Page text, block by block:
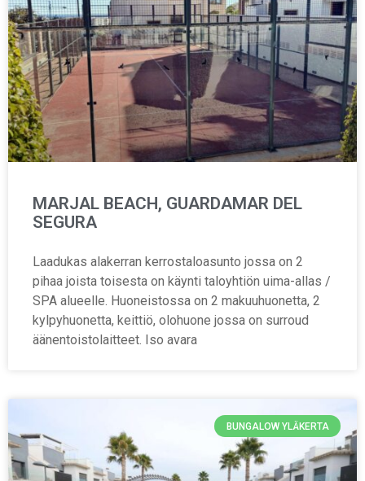
MARJAL BEACH, GUARDAMAR DEL
SEGURA
Laadukas alakerran kerrostaloasunto jossa on 2
pihaa joista toisesta on käynti taloyhtiön uima-allas /
SPA alueelle. Huoneistossa on 2 makuuhuonetta, 2
kylpyhuonetta, keittiö, olohuone jossa on surroud
äänentoistolaitteet. Iso avara
BUNGALOW YLÄKERTA